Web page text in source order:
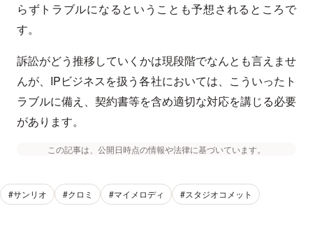
らずトラブルになるということも予想されるところで
す。
訴訟がどう推移していくかは現段階でなんとも言えませ
んが、IPビジネスを扱う各社においては、こういったト
ラブルに備え、契約書等を含め適切な対応を講じる必要
があります。
この記事は、公開日時点の情報や法律に基づいています。
#サンリオ #クロミ #マイメロディ #スタジオコメット